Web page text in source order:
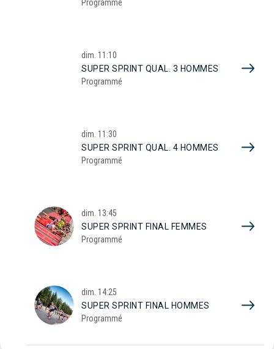
Programmé
dim. 11:10
SUPER SPRINT QUAL. 3 HOMMES
Programmé
dim. 11:30
SUPER SPRINT QUAL. 4 HOMMES
Programmé
dim. 13:45
SUPER SPRINT FINAL FEMMES
Programmé
dim. 14:25
SUPER SPRINT FINAL HOMMES
Programmé